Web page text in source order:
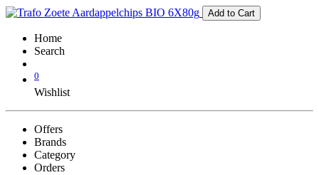
Add to Cart
Home
Search
0
Wishlist
Offers
Brands
Category
Orders